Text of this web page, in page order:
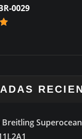
0029
Superocean